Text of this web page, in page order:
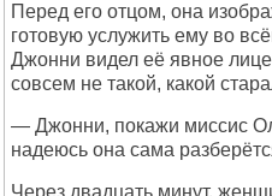
Перед его отцом, она
готовую услужить ему во
Джонни видел её явное
совсем не такой, какой
— Джонни, покажи миссис
надеюсь она сама
Через двадцать минут,